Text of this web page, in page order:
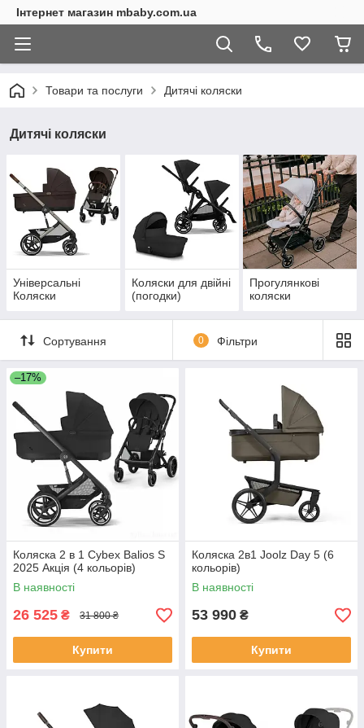
Інтернет магазин mbaby.com.ua
Товари та послуги Дитячі коляски
Дитячі коляски
Універсальні
Коляски
Коляски для двійні
(погодки)
Прогулянкові
коляски
Сортування 0 Фільтри
–17%
Коляска 2 в 1 Cybex Balios S
2025 Акція (4 кольорів)
В наявності
26 525 ₴ 31 800 ₴
Купити
Коляска 2в1 Joolz Day 5 (6
кольорів)
В наявності
53 990 ₴
Купити